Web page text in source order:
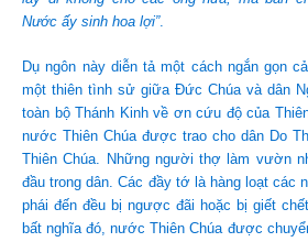
Nước ấy sinh hoa lợi”.
Dụ ngôn này diễn tả một cách ngắn gọn
một thiên tình sử giữa Đức Chúa và dân
toàn bộ Thánh Kinh về ơn cứu độ của
nước Thiên Chúa được trao cho dân Do
Thiên Chúa. Những người thợ làm vườn
đầu trong dân. Các đầy tớ là hàng loạt các
phái đến đều bị ngược đãi hoặc bị giết
bất nghĩa đó, nước Thiên Chúa được